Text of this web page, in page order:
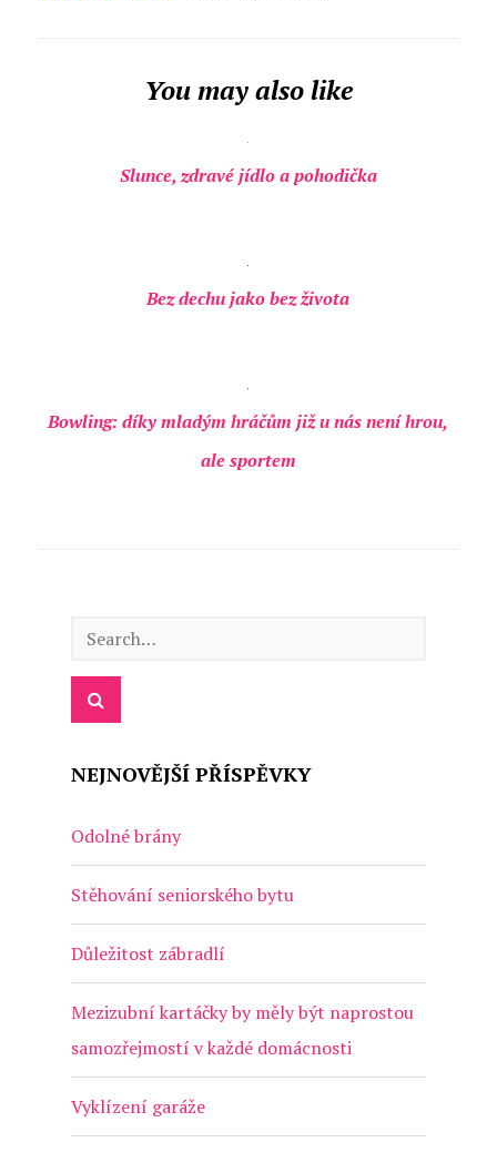
You may also like
Slunce, zdravé jídlo a pohodička
Bez dechu jako bez života
Bowling: díky mladým hráčům již u nás není hrou,
ale sportem
NEJNOVĚJŠÍ PŘÍSPĚVKY
Odolné brány
Stěhování seniorského bytu
Důležitost zábradlí
Mezizubní kartáčky by měly být naprostou
samozřejmostí v každé domácnosti
Vyklízení garáže